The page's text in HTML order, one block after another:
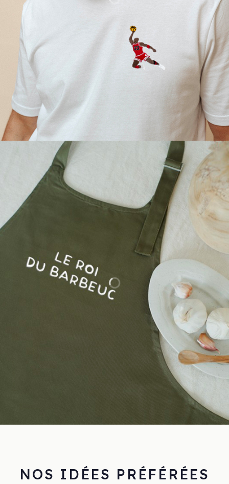
LES SPORTIFS
NOS IDÉES PRÉFÉRÉES